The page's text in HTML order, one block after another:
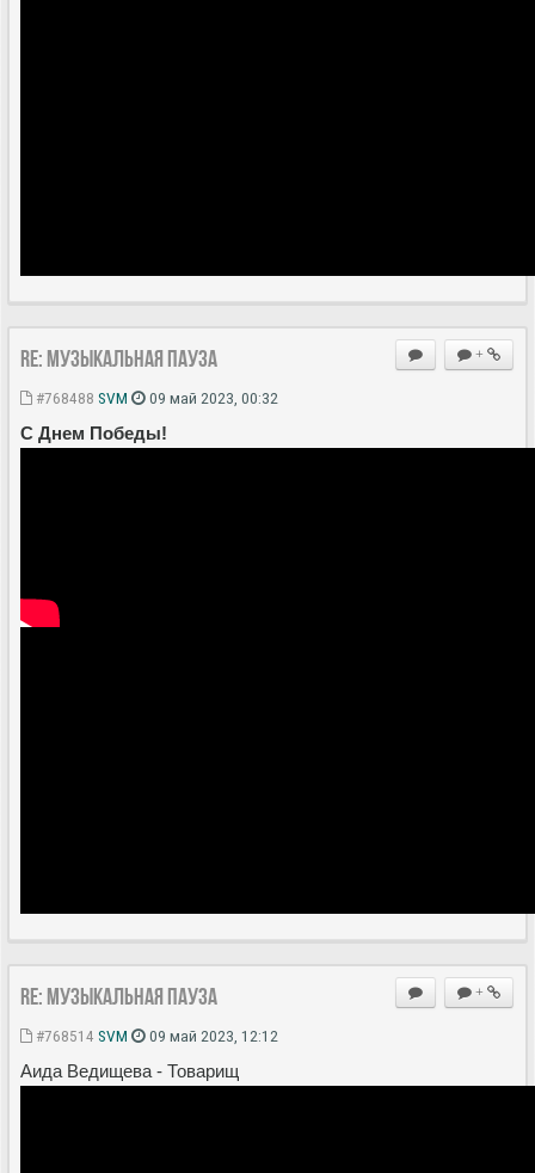
+
Re: Музыкальная пауза
#768488 SVM 09 май 2023, 00:32
С Днем Победы!
+
Re: Музыкальная пауза
#768514 SVM 09 май 2023, 12:12
Аида Ведищева - Товарищ